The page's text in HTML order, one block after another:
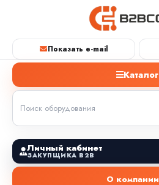
Показать e-mail
Каталог
Личный кабинет
ЗАКУПЩИКА B2B
О компании